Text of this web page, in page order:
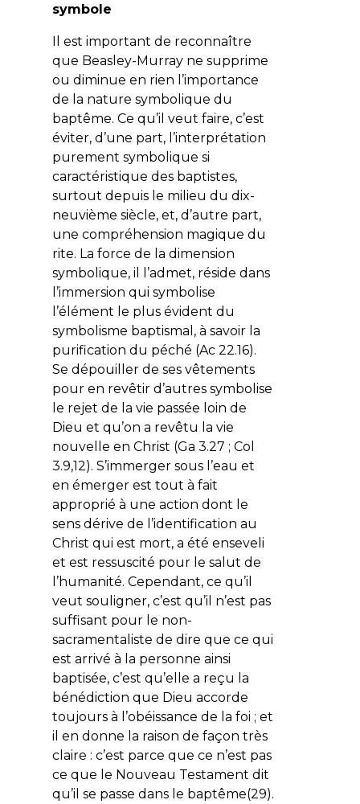
symbole
Il est important de reconnaître
que Beasley-Murray ne supprime
ou diminue en rien l’importance
de la nature symbolique du
baptême. Ce qu’il veut faire, c’est
éviter, d’une part, l’interprétation
purement symbolique si
caractéristique des baptistes,
surtout depuis le milieu du dix-
neuvième siècle, et, d’autre part,
une compréhension magique du
rite. La force de la dimension
symbolique, il l’admet, réside dans
l’immersion qui symbolise
l’élément le plus évident du
symbolisme baptismal, à savoir la
purification du péché (Ac 22.16).
Se dépouiller de ses vêtements
pour en revêtir d’autres symbolise
le rejet de la vie passée loin de
Dieu et qu’on a revêtu la vie
nouvelle en Christ (Ga 3.27 ; Col
3.9,12). S’immerger sous l’eau et
en émerger est tout à fait
approprié à une action dont le
sens dérive de l’identification au
Christ qui est mort, a été enseveli
et est ressuscité pour le salut de
l’humanité. Cependant, ce qu’il
veut souligner, c’est qu’il n’est pas
suffisant pour le non-
sacramentaliste de dire que ce qui
est arrivé à la personne ainsi
baptisée, c’est qu’elle a reçu la
bénédiction que Dieu accorde
toujours à l’obéissance de la foi ; et
il en donne la raison de façon très
claire : c’est parce que ce n’est pas
ce que le Nouveau Testament dit
qu’il se passe dans le baptême(29).